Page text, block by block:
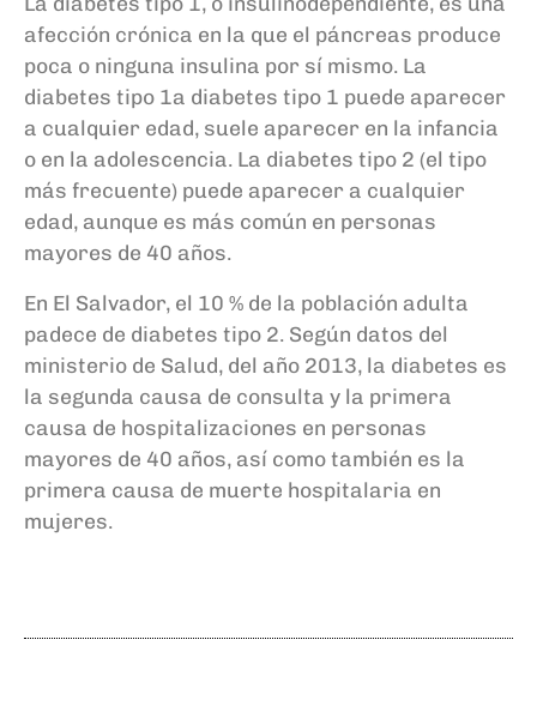
afección crónica en la que el páncreas produce
poca o ninguna insulina por sí mismo. La
diabetes tipo 1a diabetes tipo 1 puede aparecer
a cualquier edad, suele aparecer en la infancia
o en la adolescencia. La diabetes tipo 2 (el tipo
más frecuente) puede aparecer a cualquier
edad, aunque es más común en personas
mayores de 40 años.
En El Salvador, el 10 % de la población adulta
padece de diabetes tipo 2. Según datos del
ministerio de Salud, del año 2013, la diabetes es
la segunda causa de consulta y la primera
causa de hospitalizaciones en personas
mayores de 40 años, así como también es la
primera causa de muerte hospitalaria en
mujeres.